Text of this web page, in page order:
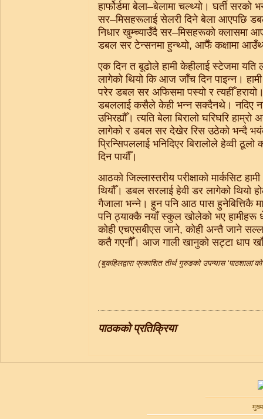
हार्फोर्डमा बेला–बेलामा चल्थ्यो। घर्ती सरको
सर–मिसहरूलाई सेलरी दिने बेला आएपछि
निधार खुम्च्याउँदै सर–मिसहरूको क्लासमा आएर
डबल सर टेन्सनमा हुन्थ्यो, आफैँ कक्षामा
एक दिन त बूढोले हामी केहीलाई स्टेजमा यति
लागेको थियो कि आज जाँच दिन पाइन्न।
परेर डबल सर अफिसमा पस्यो र त्यहीँ
डबललाई कसैले केही भन्न सक्दैनथे। नदिए
उभिरह्यौँ। त्यति बेला बिरालो घरिघरि
लागेको र डबल सर देखेर रिस उठेको भन्दै
प्रिन्सिपललाई भनिदिएर बिरालोले हेव्वी ठूलो
दिन पायौँ।
आठको जिल्लास्तरीय परीक्षाको मार्कसिट
थियौँ। डबल सरलाई हेवी डर लागेको थियो
गैजाला भन्ने। हुन पनि आठ पास हुनेबित्तिकै
पनि ठ्याक्कै नयाँ स्कुल खोलेको भए हामीहरू
कोही एचएसबीएस जाने, कोही अन्तै जाने
कतै गएनौँ। आज गाली खानुको सट्टा धाप
(बुकहिलद्वारा प्रकाशित तीर्थ गुरुङको उपन्यास
पाठकको प्रतिक्रिया